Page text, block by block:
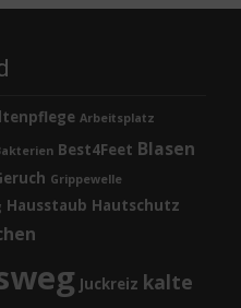
Arbeitsplatz
Best4Feet Blasen
Grippewelle
Hausstaub Hautschutz
Juckreiz kalte